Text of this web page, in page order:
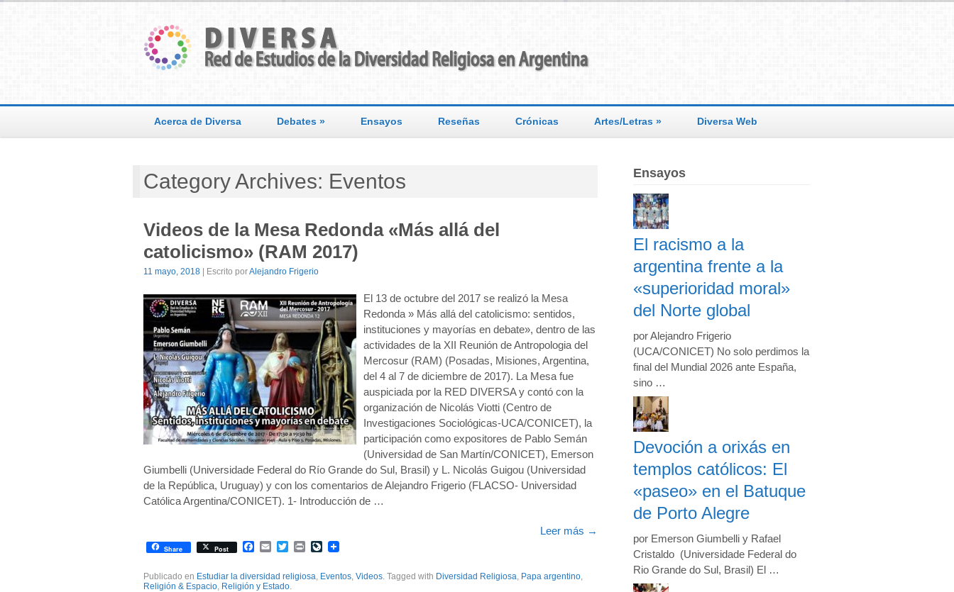
Acerca de Diversa Debates » Ensayos Reseñas Crónicas Artes/Letras » Diversa Web
Category Archives: Eventos
Videos de la Mesa Redonda «Más allá del
catolicismo» (RAM 2017)
11 mayo, 2018 | Escrito porAlejandro Frigerio
El 13 de octubre del 2017 se realizó la Mesa
Redonda » Más allá del catolicismo: sentidos,
instituciones y mayorías en debate», dentro de las
actividades de la XII Reunión de Antropologia del
Mercosur (RAM) (Posadas, Misiones, Argentina,
del 4 al 7 de diciembre de 2017). La Mesa fue
auspiciada por la RED DIVERSA y contó con la
organización de Nicolás Viotti (Centro de
Investigaciones Sociológicas-UCA/CONICET), la
participación como expositores de Pablo Semán
(Universidad de San Martín/CONICET), Emerson
Giumbelli (Universidade Federal do Río Grande do Sul, Brasil) y L. Nicolás Guigou (Universidad
de la República, Uruguay) y con los comentarios de Alejandro Frigerio (FLACSO- Universidad
Católica Argentina/CONICET). 1- Introducción de …
Leer más →
Share Post Facebook
EmailTwitterPrintLiveJournal
Publicado en Estudiar la diversidad religiosa, Eventos, Videos. Tagged with Diversidad Religiosa, Papa argentino,
Religión & Espacio, Religión y Estado.
Ensayos
El racismo a la
argentina frente a la
«superioridad moral»
del Norte global
por Alejandro Frigerio
(UCA/CONICET) No solo perdimos la
final del Mundial 2026 ante España,
sino …
Devoción a orixás en
templos católicos: El
«paseo» en el Batuque
de Porto Alegre
por Emerson Giumbelli y Rafael
Cristaldo (Universidade Federal do
Rio Grande do Sul, Brasil) El …